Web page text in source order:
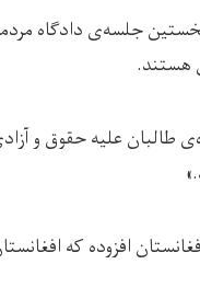
جلسه‌ی دادگاه
هستند.
طالبان علیه حقوق و
افزوده که